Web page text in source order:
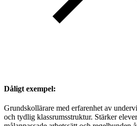
Dåligt exempel:
Grundskollärare med erfarenhet av
och tydlig klassrumsstruktur. Stärker